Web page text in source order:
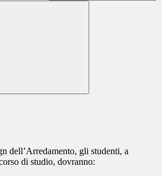
dell’Arredamento, gli studenti, a
di studio, dovranno: